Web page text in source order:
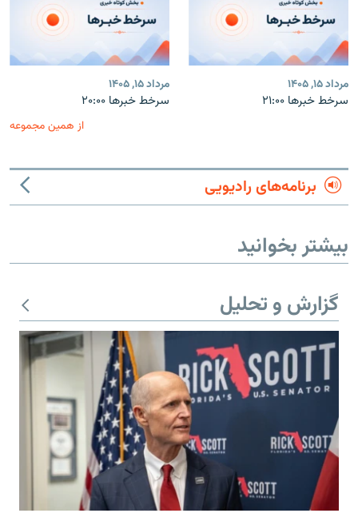
مرداد ۱۵, ۱۴۰۵
سرخط خبرها ۲۱:۰۰
مرداد ۱۵, ۱۴۰۵
سرخط خبرها ۲۰:۰۰
از همین مجموعه
برنامه‌های رادیویی
بیشتر بخوانید
گزارش و تحلیل